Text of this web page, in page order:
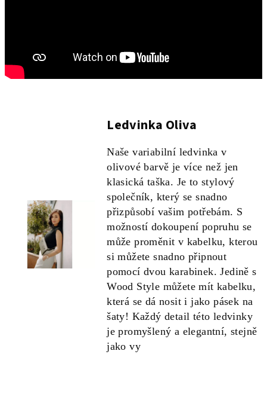
Ledvinka Oliva
Naše variabilní ledvinka v
olivové barvě je více než jen
klasická taška. Je to stylový
společník, který se snadno
přizpůsobí vašim potřebám. S
možností dokoupení popruhu se
může proměnit v kabelku, kterou
si můžete snadno připnout
pomocí dvou karabinek. Jedině s
Wood Style můžete mít kabelku,
která se dá nosit i jako pásek na
šaty! Každý detail této ledvinky
je promyšlený a elegantní, stejně
jako vy